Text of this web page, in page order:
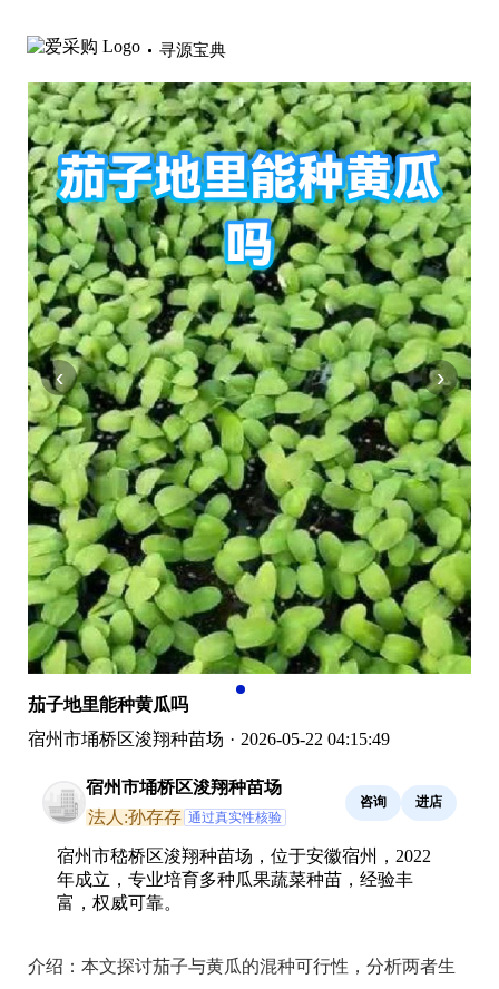
寻源宝典
‹ ›
茄子地里能种黄瓜吗
宿州市埇桥区浚翔种苗场 · 2026-05-22 04:15:49
宿州市埇桥区浚翔种苗场
法人:孙存存 通过真实性核验
咨询 进店
宿州市嵇桥区浚翔种苗场，位于安徽宿州，2022
年成立，专业培育多种瓜果蔬菜种苗，经验丰
富，权威可靠。
介绍： 本文探讨茄子与黄瓜的混种可行性，分析两者生